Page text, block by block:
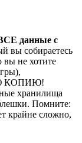
данные с
вы собираетесь
вы не хотите
КОПИЮ!
хранилища
Помните:
крайне сложно,